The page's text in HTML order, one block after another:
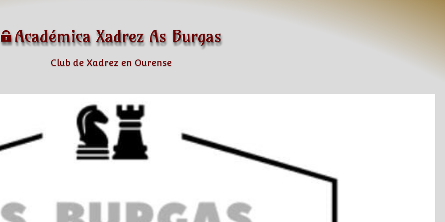
Académica Xadrez As Burgas
Club de Xadrez en Ourense